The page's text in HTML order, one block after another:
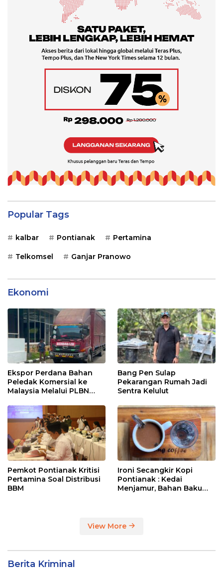
Popular Tags
kalbar Pontianak Pertamina
Telkomsel Ganjar Pranowo
Ekonomi
Ekspor Perdana Bahan
Peledak Komersial ke
Malaysia Melalui PLBN
Bang Pen Sulap
Pekarangan Rumah Jadi
Sentra Kelulut
Pemkot Pontianak Kritisi
Pertamina Soal Distribusi
BBM
Ironi Secangkir Kopi
Pontianak : Kedai
Menjamur, Bahan Baku
View More
Berita Kriminal